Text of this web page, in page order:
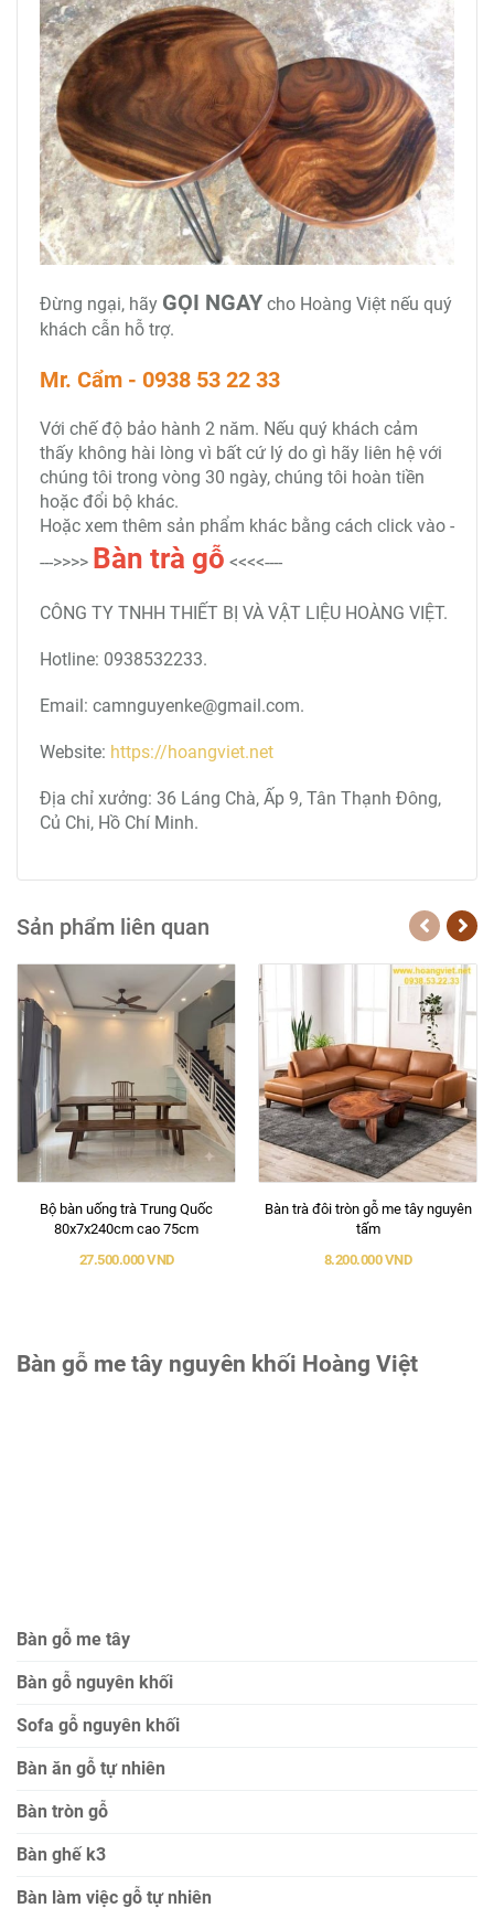
Đừng ngại, hãy GỌI NGAY cho Hoàng Việt nếu quý
khách cẫn hỗ trợ.
Mr. Cẩm - 0938 53 22 33
Với chế độ bảo hành 2 năm. Nếu quý khách cảm
thấy không hài lòng vì bất cứ lý do gì hãy liên hệ với
chúng tôi trong vòng 30 ngày, chúng tôi hoàn tiền
hoặc đổi bộ khác.
Hoặc xem thêm sản phẩm khác bằng cách click vào -
--->>>> Bàn trà gỗ <<<<----
CÔNG TY TNHH THIẾT BỊ VÀ VẬT LIỆU HOÀNG VIỆT.
Hotline: 0938532233.
Email: camnguyenke@gmail.com.
Website: https://hoangviet.net
Địa chỉ xưởng: 36 Láng Chà, Ấp 9, Tân Thạnh Đông,
Củ Chi, Hồ Chí Minh.
Sản phẩm liên quan
Bộ bàn uống trà Trung Quốc
80x7x240cm cao 75cm
27.500.000 VND
Bàn trà đôi tròn gỗ me tây nguyên
tấm
8.200.000 VND
Bàn gỗ me tây nguyên khối Hoàng Việt
Bàn gỗ me tây
Bàn gỗ nguyên khối
Sofa gỗ nguyên khối
Bàn ăn gỗ tự nhiên
Bàn tròn gỗ
Bàn ghế k3
Bàn làm việc gỗ tự nhiên